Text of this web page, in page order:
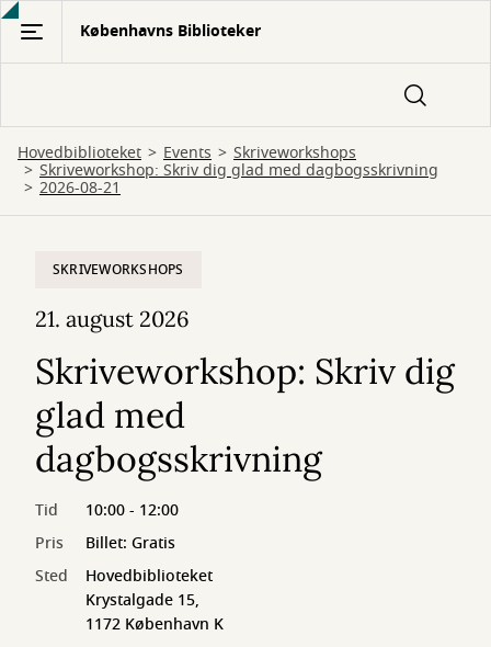
Gå
hovedindhold
Københavns Biblioteker
Hovedbiblioteket Events Skriveworkshops
Skriveworkshop: Skriv dig glad med dagbogsskrivning
2026-08-21
SKRIVEWORKSHOPS
21. august 2026
Skriveworkshop: Skriv dig
glad med
dagbogsskrivning
Tid
10:00 - 12:00
Pris
Billet: Gratis
Sted
Hovedbiblioteket
Krystalgade 15,
1172 København K